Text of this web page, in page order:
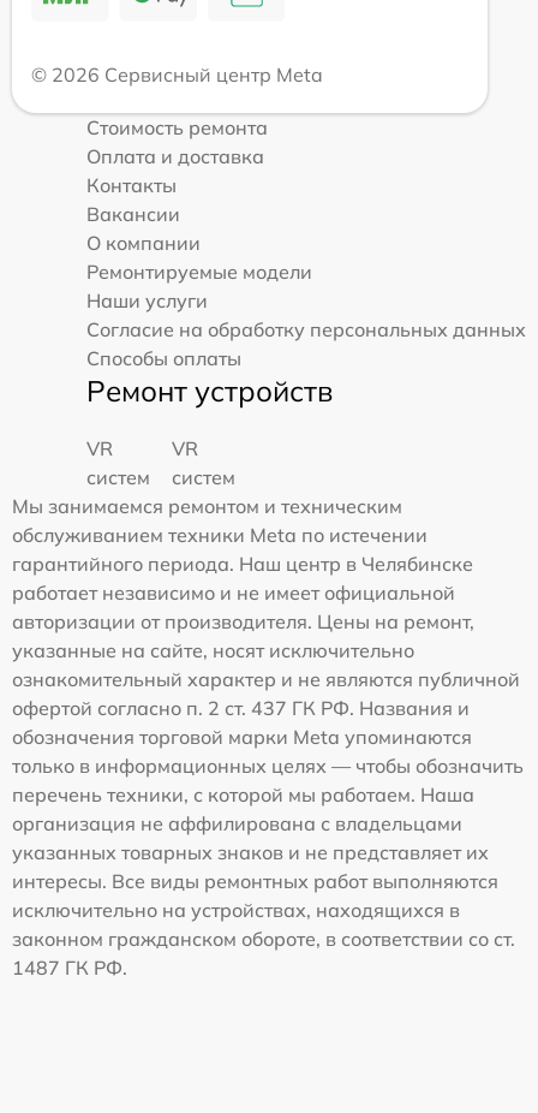
© 2026 Сервисный центр Meta
Стоимость ремонта
Оплата и доставка
Контакты
Вакансии
О компании
Ремонтируемые модели
Наши услуги
Согласие на обработку персональных данных
Способы оплаты
Ремонт устройств
VR
систем
VR
систем
Мы занимаемся ремонтом и техническим
обслуживанием техники Meta по истечении
гарантийного периода. Наш центр в Челябинске
работает независимо и не имеет официальной
авторизации от производителя. Цены на ремонт,
указанные на сайте, носят исключительно
ознакомительный характер и не являются публичной
офертой согласно п. 2 ст. 437 ГК РФ. Названия и
обозначения торговой марки Meta упоминаются
только в информационных целях — чтобы обозначить
перечень техники, с которой мы работаем. Наша
организация не аффилирована с владельцами
указанных товарных знаков и не представляет их
интересы. Все виды ремонтных работ выполняются
исключительно на устройствах, находящихся в
законном гражданском обороте, в соответствии со ст.
1487 ГК РФ.